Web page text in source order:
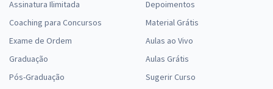
Assinatura Ilimitada
Coaching para Concursos
Exame de Ordem
Graduação
Pós-Graduação
Depoimentos
Material Grátis
Aulas ao Vivo
Aulas Grátis
Sugerir Curso